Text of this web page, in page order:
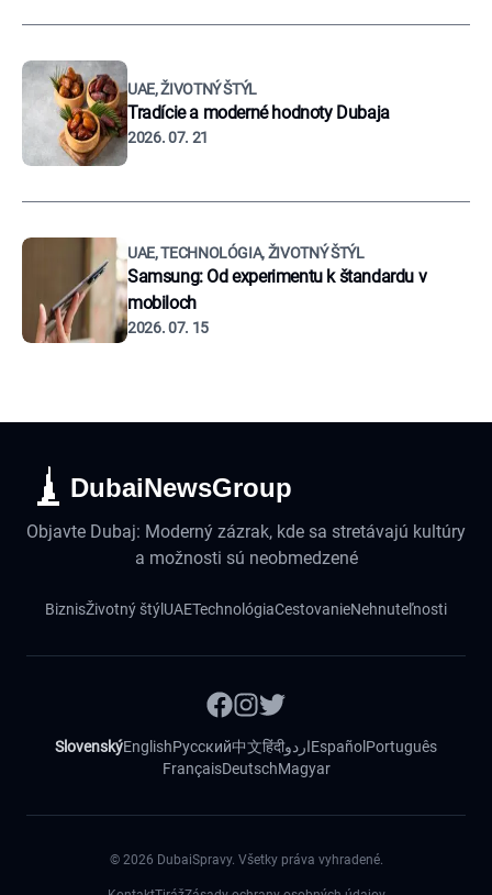
UAE, ŽIVOTNÝ ŠTÝL
Tradície a moderné hodnoty Dubaja
2026. 07. 21
UAE, TECHNOLÓGIA, ŽIVOTNÝ ŠTÝL
Samsung: Od experimentu k štandardu v
mobiloch
2026. 07. 15
DubaiNewsGroup
Objavte Dubaj: Moderný zázrak, kde sa stretávajú kultúry
a možnosti sú neobmedzené
BiznisŽivotný štýl UAETechnológiaCestovanieNehnuteľnosti
SlovenskýEnglishРусский中文हिंदीاردوEspañol Português
FrançaisDeutschMagyar
© 2026 DubaiSpravy. Všetky práva vyhradené.